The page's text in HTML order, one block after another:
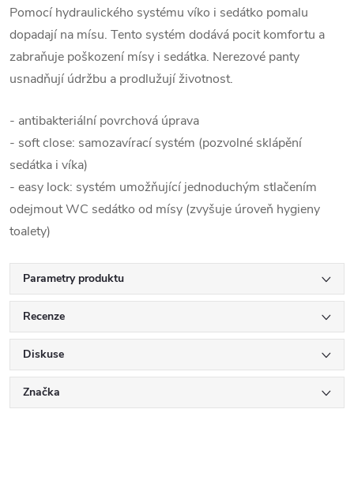
Pomocí hydraulického systému víko i sedátko pomalu
dopadají na mísu. Tento systém dodává pocit komfortu a
zabraňuje poškození mísy i sedátka. Nerezové panty
usnadňují údržbu a prodlužují životnost.
- antibakteriální povrchová úprava
- soft close: samozavírací systém (pozvolné sklápění
sedátka i víka)
- easy lock: systém umožňující jednoduchým stlačením
odejmout WC sedátko od mísy (zvyšuje úroveň hygieny
toalety)
Parametry produktu
Recenze
Diskuse
Značka